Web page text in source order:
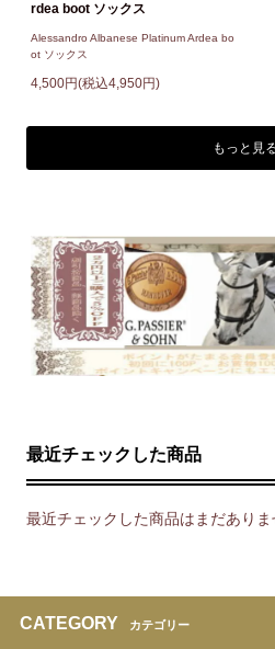
rdea boot ソックス
Alessandro Albanese Platinum Ardea bo
ot ソックス
4,500円(税込4,950円)
もっと見
最近チェックした商品
最近チェックした商品はまだありま
CATEGORY カテゴリー